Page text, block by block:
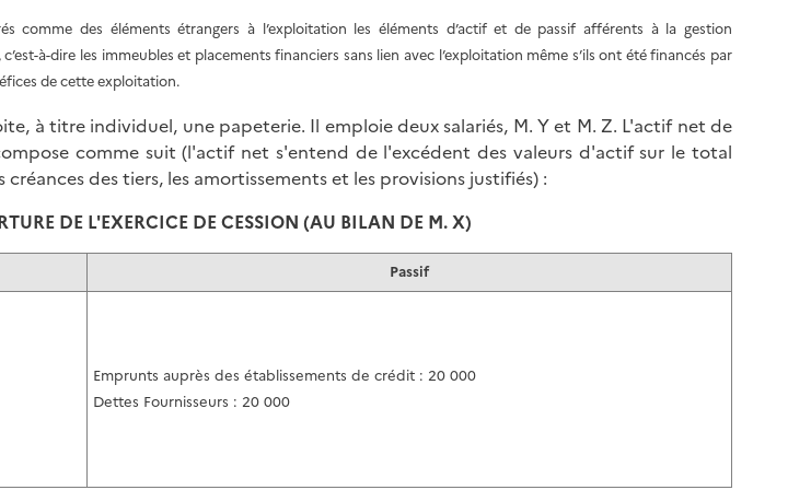
comme des éléments étrangers à l’exploitation les éléments d’actif et de passif afférents à la gestion
à-dire les immeubles et placements financiers sans lien avec l’exploitation même s’ils ont été financés par
de cette exploitation.
à titre individuel, une papeterie. Il emploie deux salariés, M. Y et M. Z. L'actif net de
comme suit (l'actif net s'entend de l'excédent des valeurs d'actif sur le total
créances des tiers, les amortissements et les provisions justifiés) :
DE L'EXERCICE DE CESSION (AU BILAN DE M. X)
Passif
Emprunts auprès des établissements de crédit : 20 000
Dettes Fournisseurs : 20 000